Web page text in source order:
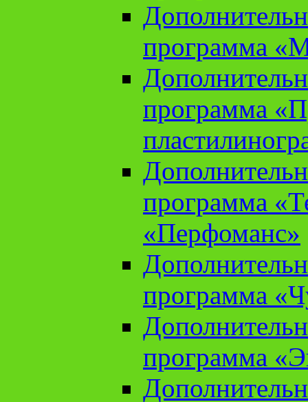
программа
программа
программа
«Перфоманс»
программа
программа